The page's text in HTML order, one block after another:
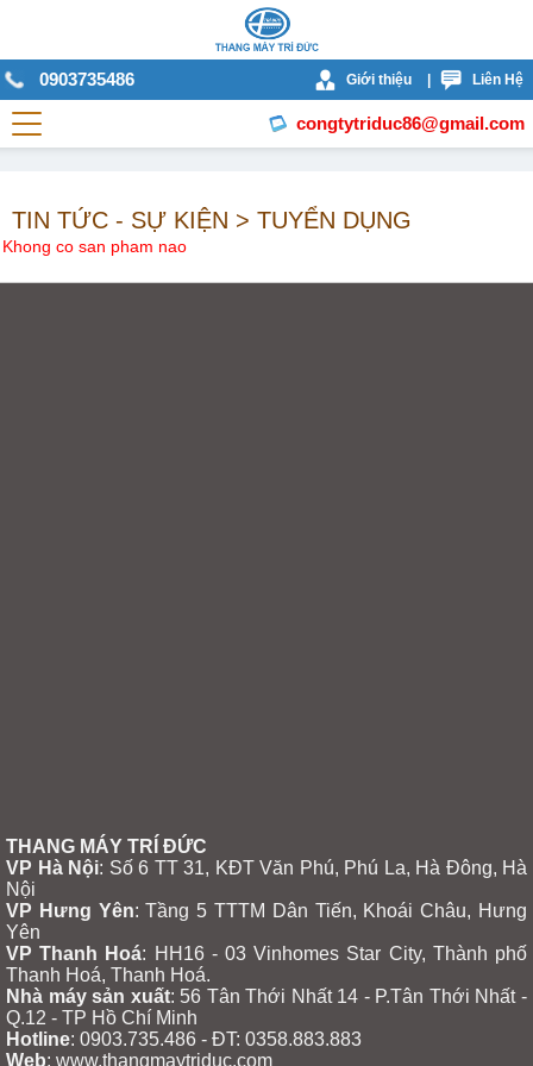
0903735486 Giới thiệu Liên Hệ
congtytriduc86@gmail.com
TIN TỨC - SỰ KIỆN > TUYỂN DỤNG
Khong co san pham nao
THANG MÁY TRÍ ĐỨC
VP Hà Nội: Số 6 TT 31, KĐT Văn Phú, Phú La, Hà Đông, Hà
Nội
VP Hưng Yên: Tầng 5 TTTM Dân Tiến, Khoái Châu, Hưng
Yên
VP Thanh Hoá: HH16 - 03 Vinhomes Star City, Thành phố
Thanh Hoá, Thanh Hoá.
Nhà máy sản xuất: 56 Tân Thới Nhất 14 - P.Tân Thới Nhất -
Q.12 - TP Hồ Chí Minh
Hotline: 0903.735.486 - ĐT: 0358.883.883
Web: www.thangmaytriduc.com